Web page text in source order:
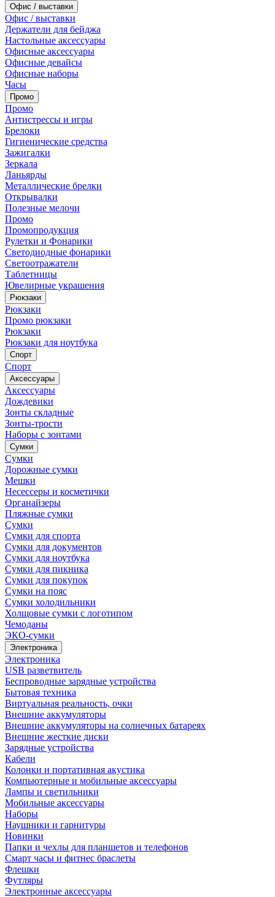
Офис / выставки
Офис / выставки
Держатели для бейджа
Настольные аксессуары
Офисные аксессуары
Офисные девайсы
Офисные наборы
Часы
Промо
Промо
Антистрессы и игры
Брелоки
Гигиенические средства
Зажигалки
Зеркала
Ланьярды
Металлические брелки
Открывалки
Полезные мелочи
Промо
Промопродукция
Рулетки и Фонарики
Светодиодные фонарики
Светоотражатели
Таблетницы
Ювелирные украшения
Рюкзаки
Рюкзаки
Промо рюкзаки
Рюкзаки
Рюкзаки для ноутбука
Спорт
Спорт
Аксессуары
Аксессуары
Дождевики
Зонты складные
Зонты-трости
Наборы с зонтами
Сумки
Сумки
Дорожные сумки
Мешки
Несессеры и косметички
Органайзеры
Пляжные сумки
Сумки
Сумки для спорта
Сумки для документов
Сумки для ноутбука
Сумки для пикника
Сумки для покупок
Сумки на пояс
Сумки холодильники
Холщовые сумки с логотипом
Чемоданы
ЭКО-сумки
Электроника
Электроника
USB разветвитель
Беспроводные зарядные устройства
Бытовая техника
Виртуальная реальность, очки
Внешние аккумуляторы
Внешние аккумуляторы на солнечных батареях
Внешние жесткие диски
Зарядные устройства
Кабели
Колонки и портативная акустика
Компьютерные и мобильные аксессуары
Лампы и светильники
Мобильные аксессуары
Наборы
Наушники и гарнитуры
Новинки
Папки и чехлы для планшетов и телефонов
Смарт часы и фитнес браслеты
Флешки
Футляры
Электронные аксессуары